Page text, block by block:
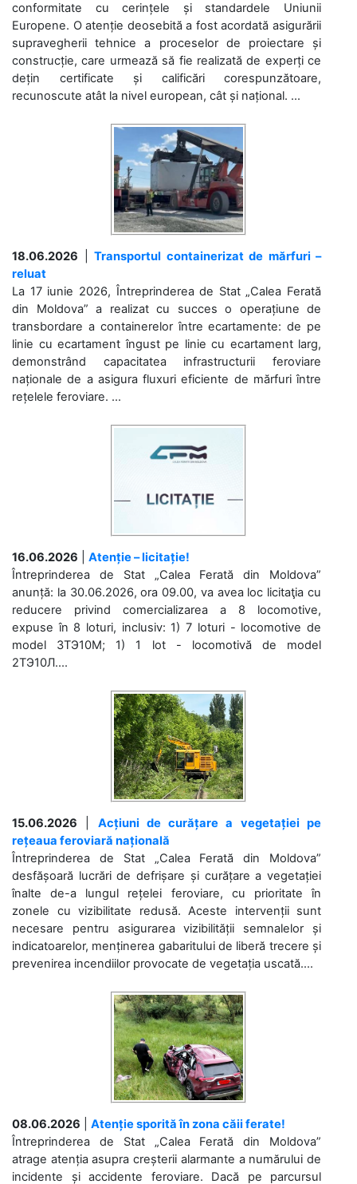
conformitate cu cerințele și standardele Uniunii
Europene. O atenție deosebită a fost acordată asigurării
supravegherii tehnice a proceselor de proiectare și
construcție, care urmează să fie realizată de experți ce
dețin certificate și calificări corespunzătoare,
recunoscute atât la nivel european, cât și național. ...
18.06.2026
Transportul containerizat de mărfuri –
reluat
La 17 iunie 2026, Întreprinderea de Stat „Calea Ferată
din Moldova” a realizat cu succes o operațiune de
transbordare a containerelor între ecartamente: de pe
linie cu ecartament îngust pe linie cu ecartament larg,
demonstrând capacitatea infrastructurii feroviare
naționale de a asigura fluxuri eficiente de mărfuri între
rețelele feroviare. ...
16.06.2026
Atenție – licitație!
Întreprinderea de Stat „Calea Ferată din Moldova”
anunță: la 30.06.2026, ora 09.00, va avea loc licitaţia cu
reducere privind comercializarea a 8 locomotive,
expuse în 8 loturi, inclusiv: 1) 7 loturi - locomotive de
model 3ТЭ10М; 1) 1 lot - locomotivă de model
2ТЭ10Л....
15.06.2026
Acțiuni de curățare a vegetației pe
rețeaua feroviară națională
Întreprinderea de Stat „Calea Ferată din Moldova”
desfășoară lucrări de defrișare și curățare a vegetației
înalte de-a lungul rețelei feroviare, cu prioritate în
zonele cu vizibilitate redusă. Aceste intervenții sunt
necesare pentru asigurarea vizibilității semnalelor și
indicatoarelor, menținerea gabaritului de liberă trecere și
prevenirea incendiilor provocate de vegetația uscată....
08.06.2026
Atenție sporită în zona căii ferate!
Întreprinderea de Stat „Calea Ferată din Moldova”
atrage atenția asupra creșterii alarmante a numărului de
incidente și accidente feroviare. Dacă pe parcursul